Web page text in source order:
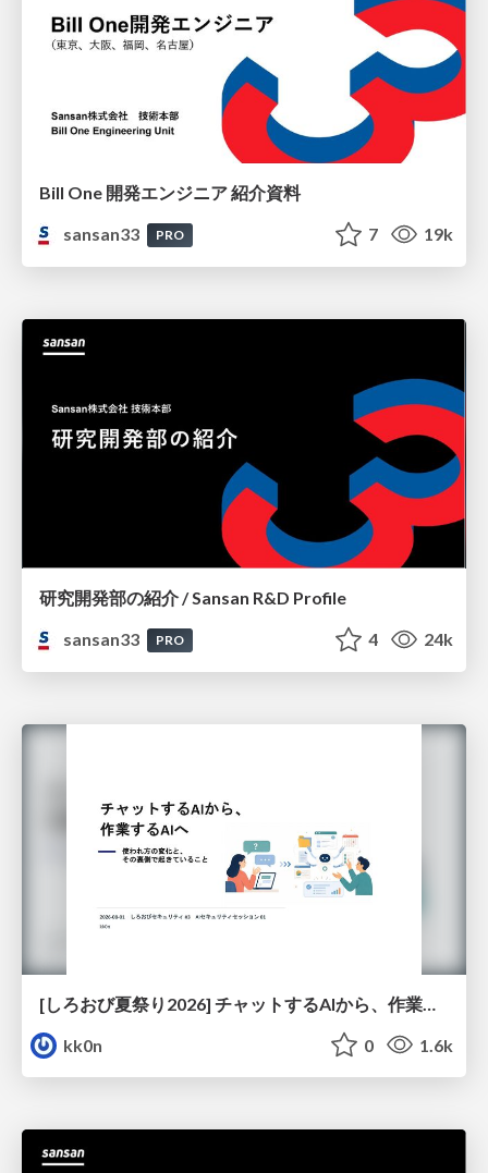
Bill One 開発エンジニア 紹介資料
sansan33
PRO 7 19k
研究開発部の紹介 / Sansan R&D Profile
sansan33
PRO 4 24k
kk0n
0 1.6k